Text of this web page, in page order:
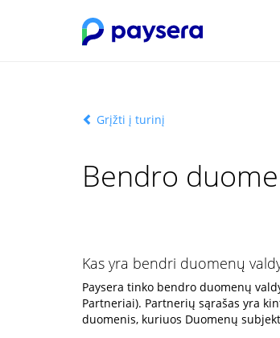
Grįžti į turinį
Bendro
Kas yra bendri duomenų
Paysera tinko bendro duomenų
Partneriai). Partnerių sąrašas yra
duomenis, kuriuos Duomenų